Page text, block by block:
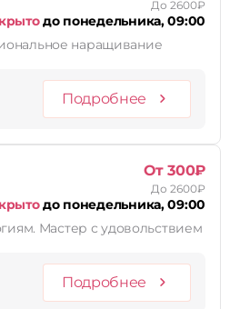
До 2600₽
до понедельника, 09:00
Подробнее
От 300₽
До 2600₽
до понедельника, 09:00
Мастер с удовольствием
Подробнее